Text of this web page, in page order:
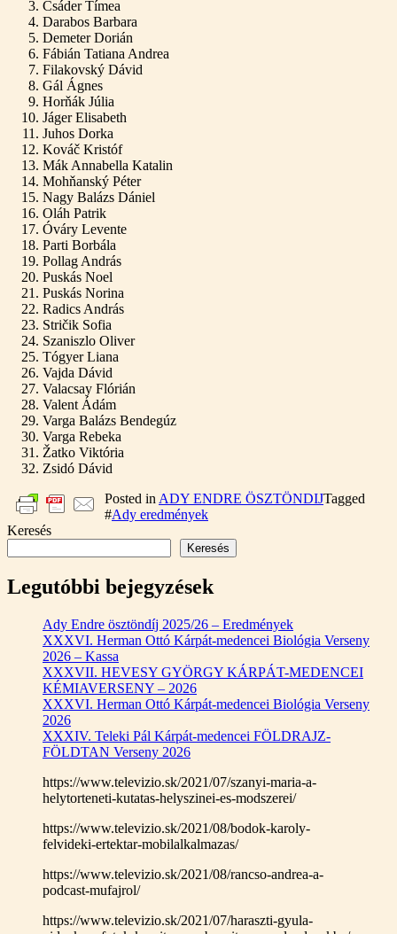
Csáder Tímea
Darabos Barbara
Demeter Dorián
Fábián Tatiana Andrea
Filakovský Dávid
Gál Ágnes
Horňák Júlia
Jáger Elisabeth
Juhos Dorka
Kováč Kristóf
Mák Annabella Katalin
Mohňanský Péter
Nagy Balázs Dániel
Oláh Patrik
Óváry Levente
Parti Borbála
Pollag András
Puskás Noel
Puskás Norina
Radics András
Stričik Sofia
Szaniszlo Oliver
Tógyer Liana
Vajda Dávid
Valacsay Flórián
Valent Ádám
Varga Balázs Bendegúz
Varga Rebeka
Žatko Viktória
Zsidó Dávid
Posted in ADY ENDRE ÖSZTÖNDIJTagged
#Ady eredmények
Keresés
Keresés
Legutóbbi bejegyzések
Ady Endre ösztöndíj 2025/26 – Eredmények
XXXVI. Herman Ottó Kárpát-medencei Biológia Verseny
2026 – Kassa
XXXVII. HEVESY GYÖRGY KÁRPÁT-MEDENCEI
KÉMIAVERSENY – 2026
XXXVI. Herman Ottó Kárpát-medencei Biológia Verseny
2026
XXXIV. Teleki Pál Kárpát-medencei FÖLDRAJZ-
FÖLDTAN Verseny 2026
https://www.televizio.sk/2021/07/szanyi-maria-a-
helytorteneti-kutatas-helyszinei-es-modszerei/
https://www.televizio.sk/2021/08/bodok-karoly-
felvideki-ertektar-mobilalkalmazas/
https://www.televizio.sk/2021/08/rancso-andrea-a-
podcast-mufajrol/
https://www.televizio.sk/2021/07/haraszti-gyula-